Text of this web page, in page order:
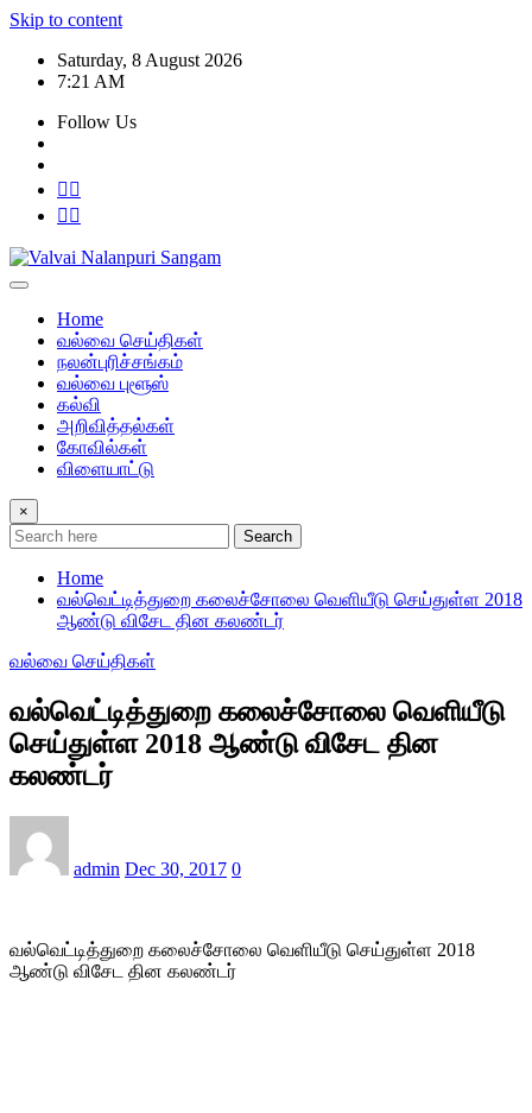
Skip to content
Saturday, 8 August 2026
7:21 AM
Follow Us
Home
வல்வை செய்திகள்
நலன்புரிச்சங்கம்
வல்வை புளூஸ்
கல்வி
அறிவித்தல்கள்
கோவில்கள்
விளையாட்டு
×
Search
Home
வல்வெட்டித்துறை கலைச்சோலை வெளியீடு செய்துள்ள 2018
ஆண்டு விசேட தின கலண்டர்
வல்வை செய்திகள்
வல்வெட்டித்துறை கலைச்சோலை வெளியீடு
செய்துள்ள 2018 ஆண்டு விசேட தின
கலண்டர்
admin Dec 30, 2017 0
வல்வெட்டித்துறை கலைச்சோலை வெளியீடு செய்துள்ள 2018
ஆண்டு விசேட தின கலண்டர்